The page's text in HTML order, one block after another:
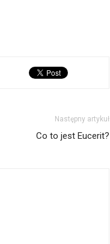
Następny artykuł
Co to jest Eucerit?